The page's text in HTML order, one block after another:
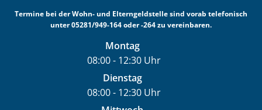
Termine bei der Wohn- und Elterngeldstelle sind vorab telefonisch
unter 05281/949-164 oder -264 zu vereinbaren.
Montag
08:00- 12:30Uhr
Von 08:00 bis 12:30 Uhr
Dienstag
08:00- 12:30Uhr
Von 08:00 bis 12:30 Uhr